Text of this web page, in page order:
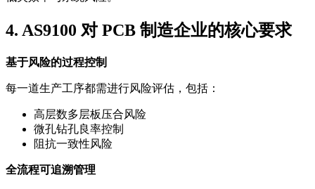
4. AS9100 对 PCB 制造企业的核心要求
基于风险的过程控制
每一道生产工序都需进行风险评估，包括：
高层数多层板压合风险
微孔钻孔良率控制
阻抗一致性风险
全流程可追溯管理